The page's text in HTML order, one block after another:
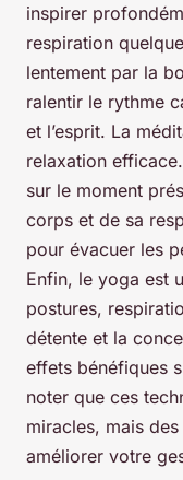
inspirer
respiration
lentement par la
ralentir le rythme
et l’esprit. La
relaxation
sur le moment
corps et de sa
pour évacuer les
Enfin, le yoga est
postures,
détente et la
effets bénéfiques
noter que ces
miracles, mais
améliorer votre